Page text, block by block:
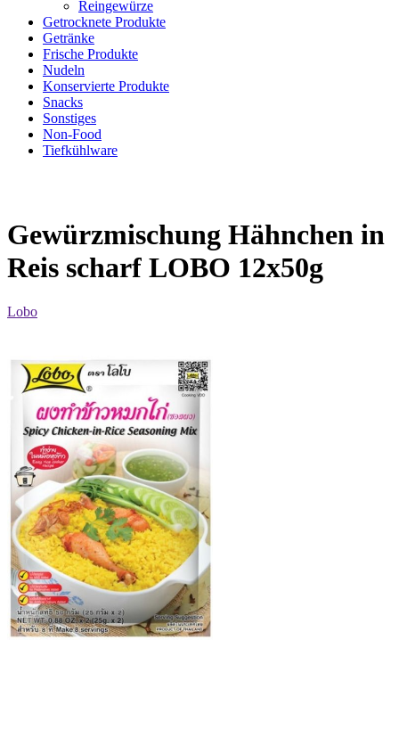
Reingewürze
Getrocknete Produkte
Getränke
Frische Produkte
Nudeln
Konservierte Produkte
Snacks
Sonstiges
Non-Food
Tiefkühlware
Gewürzmischung Hähnchen in
Reis scharf LOBO 12x50g
Lobo